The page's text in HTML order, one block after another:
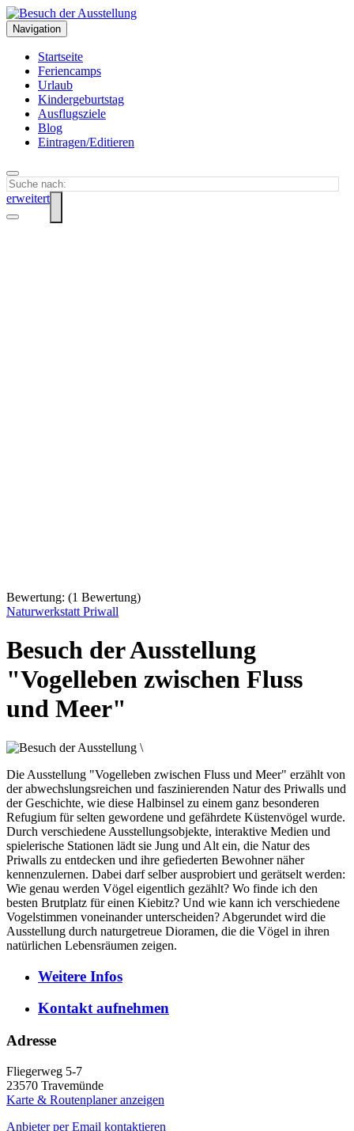
Navigation
Startseite
Feriencamps
Urlaub
Kindergeburtstag
Ausflugsziele
Blog
Eintragen/Editieren
erweitert
Bewertung: (1 Bewertung)
Naturwerkstatt Priwall
Besuch der Ausstellung
"Vogelleben zwischen Fluss
und Meer"
Die Ausstellung "Vogelleben zwischen Fluss und Meer" erzählt von
der abwechslungsreichen und faszinierenden Natur des Priwalls und
der Geschichte, wie diese Halbinsel zu einem ganz besonderen
Refugium für selten gewordene und gefährdete Küstenvögel wurde.
Durch verschiedene Ausstellungsobjekte, interaktive Medien und
spielerische Stationen lädt sie Jung und Alt ein, die Natur des
Priwalls zu entdecken und ihre gefiederten Bewohner näher
kennenzulernen. Dabei darf selber ausprobiert und gerätselt werden:
Wie genau werden Vögel eigentlich gezählt? Wo finde ich den
besten Brutplatz für einen Kiebitz? Und wie kann ich verschiedene
Vogelstimmen voneinander unterscheiden? Abgerundet wird die
Ausstellung durch naturgetreue Dioramen, die die Vögel in ihren
natürlichen Lebensräumen zeigen.
Weitere Infos
Kontaktaufnehmen
Adresse
Fliegerweg 5-7
23570 Travemünde
Karte & Routenplaner anzeigen
Anbieter per Email kontaktieren